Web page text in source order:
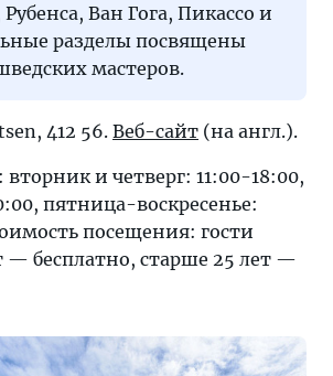
Ван Гога, Пикассо и
разделы посвящены
мастеров.
412 56.Веб-сайт (на англ.).
и четверг: 11:00-18:00,
пятница-воскресенье:
посещения: гости
— бесплатно, старше 25 лет —